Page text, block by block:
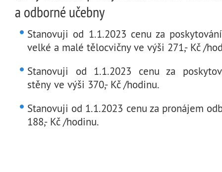
a odborné učebny
Stanovuji od 1.1.2023 cenu za
velké a malé tělocvičny ve výši 271,- Kč /
Stanovuji od 1.1.2023 cenu za
stěny ve výši 370,- Kč /hodinu.
Stanovuji od 1.1.2023 cenu za pronájem
188,- Kč /hodinu.